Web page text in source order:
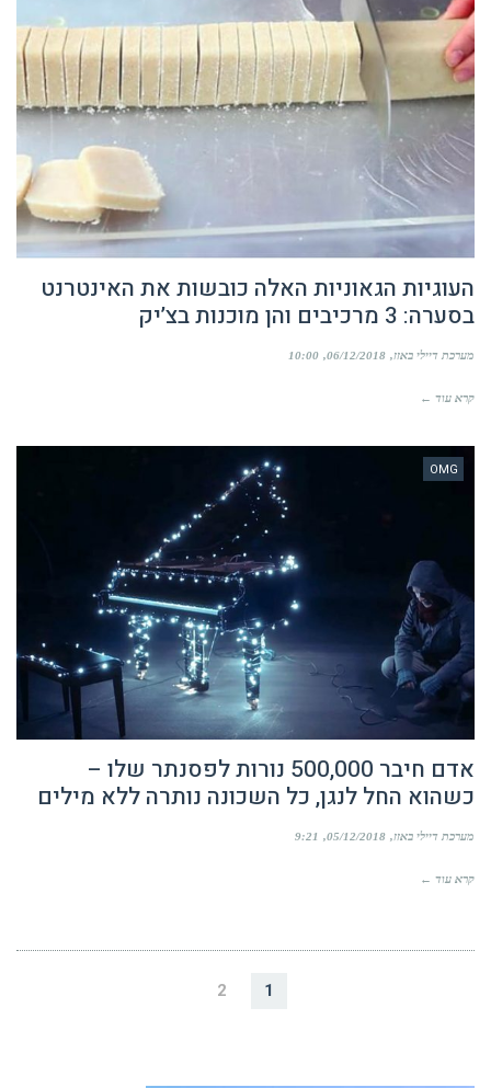
העוגיות הגאוניות האלה כובשות את האינטרנט
בסערה: 3 מרכיבים והן מוכנות בצ’יק
מערכת דיילי באזז 06/12/2018
10:00
קרא עוד ←
OMG
אדם חיבר 500,000 נורות לפסנתר שלו –
כשהוא החל לנגן, כל השכונה נותרה ללא מילים
מערכת דיילי באזז 05/12/2018
9:21
קרא עוד ←
1
2